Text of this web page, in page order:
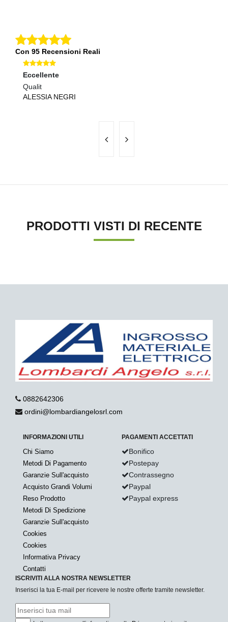
Con 95 Recensioni Reali
Eccellente
Qualit
ALESSIA NEGRI
PRODOTTI VISTI DI RECENTE
0882642306
ordini@lombardiangelosrl.com
INFORMAZIONI UTILI
Chi Siamo
Metodi Di Pagamento
Garanzie Sull'acquisto
Acquisto Grandi Volumi
Reso Prodotto
Metodi Di Spedizione
Garanzie Sull'acquisto
Cookies
Cookies
Informativa Privacy
Contatti
PAGAMENTI ACCETTATI
Bonifico
Postepay
Contrassegno
Paypal
Paypal express
ISCRIVITI ALLA NOSTRA NEWSLETTER
Inserisci la tua E-mail per ricevere le nostre offerte tramite newsletter.